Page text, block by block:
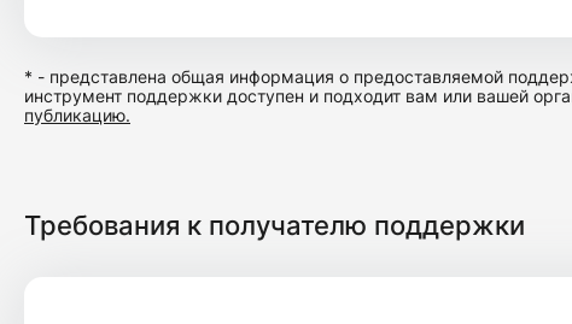
* - представлена общая информация о предоставляемой
инструмент поддержки доступен и подходит вам или вашей
публикацию.
Требования к получателю поддержки